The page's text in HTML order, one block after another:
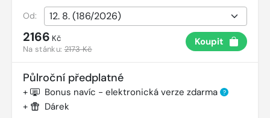
Od:
2166 Kč
Na stánku:2173 Kč
Koupit
Půlroční předplatné
+ Bonus navíc - elektronická verze zdarma ?
+ Dárek